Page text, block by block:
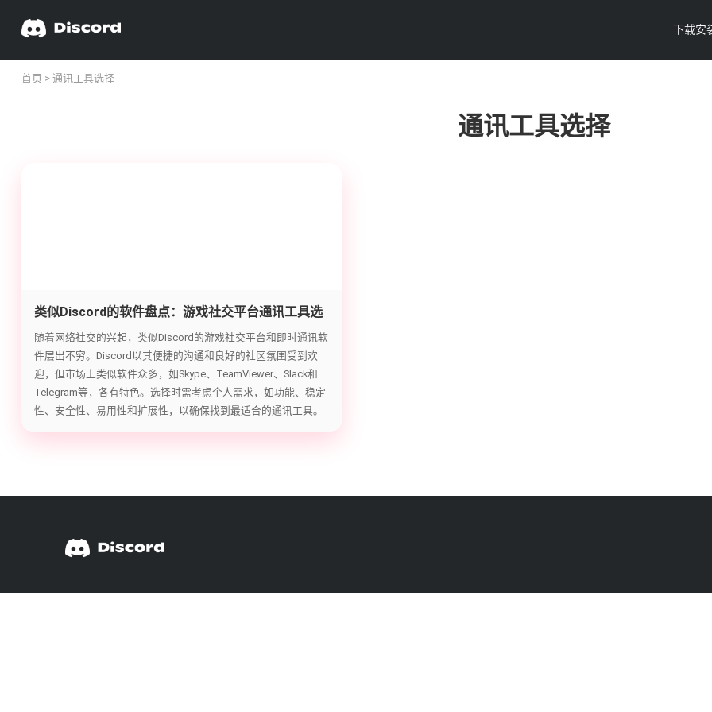
下载安
首页 > 通讯工具选择
通讯工具选择
类似Discord的软件盘点：游戏社交平台通讯工具选
择指南
随着网络社交的兴起，类似Discord的游戏社交平台和即时通讯软
件层出不穷。Discord以其便捷的沟通和良好的社区氛围受到欢
迎，但市场上类似软件众多，如Skype、TeamViewer、Slack和
Telegram等，各有特色。选择时需考虑个人需求，如功能、稳定
性、安全性、易用性和扩展性，以确保找到最适合的通讯工具。